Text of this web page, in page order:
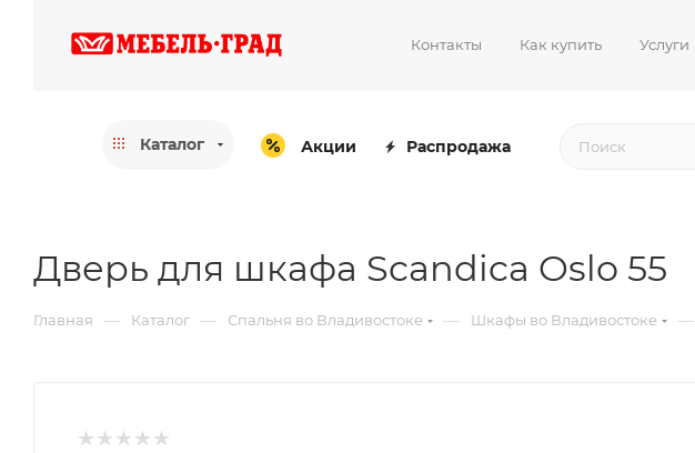
Контакты Как купить Услуги
Каталог Акции Распродажа
Дверь для шкафа Scandica Oslo 55
Главная — Каталог — Спальня во Владивостоке — Шкафы во Владивостоке —